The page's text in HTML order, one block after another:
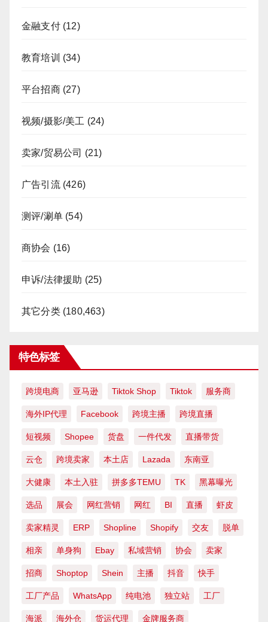
金融支付(12)
教育培训 (34)
平台招商(27)
视频/摄影/美工 (24)
卖家/贸易公司 (21)
广告引流(426)
测评/涮单 (54)
商协会 (16)
申诉/法律援助 (25)
其它分类(180,463)
特色标签
跨境电商 亚马逊 Tiktok Shop Tiktok 服务商
海外IP代理 Facebook 跨境主播 跨境直播
短视频 Shopee 货盘 一件代发 直播带货
云仓 跨境卖家 本土店 Lazada 东南亚
大健康 本土入驻 拼多多TEMU TK 黑幕曝光
选品 展会 网红营销 网红 BI 直播 虾皮
卖家精灵 ERP Shopline Shopify 交友 脱单
相亲 单身狗 Ebay 私域营销 协会 卖家
招商 Shoptop Shein 主播 抖音 快手
工厂产品 WhatsApp 纯电池 独立站 工厂
海派 海外仓 货运代理 金牌服务商